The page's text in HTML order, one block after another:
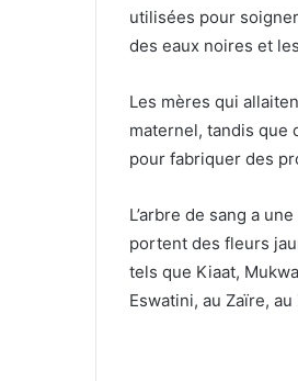
utilisées pour
des eaux noires et
Les mères qui
maternel, tandis que
pour fabriquer des
L’arbre de sang a
portent des fleurs
tels que Kiaat,
Eswatini, au Zaïre,